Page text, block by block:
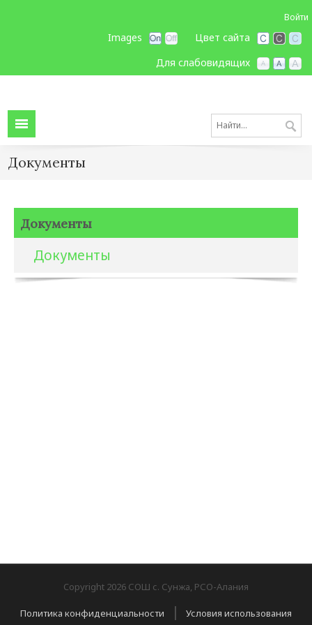
Войти
Цвет сайта
Images
Для слабовидящих
Документы
Документы
Документы
Copyright 2026 СОШ с. Сунжа, РСО-Алания
Политика конфиденциальности | Условия использования